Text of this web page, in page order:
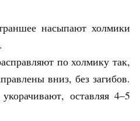
насыпают холмики
по холмику так,
вниз, без загибов.
оставляя 4–5